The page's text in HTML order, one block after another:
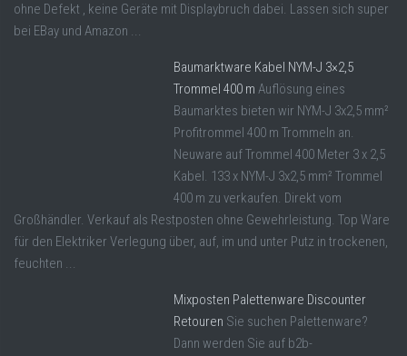
ohne Defekt , keine Geräte mit Displaybruch dabei. Lassen sich super
bei EBay und Amazon ...
Baumarktware Kabel NYM-J 3×2,5
Trommel 400 m Auflösung eines
Baumarktes bieten wir NYM-J 3x2,5 mm²
Profitrommel 400 m Trommeln an.
Neuware auf Trommel 400 Meter 3 x 2,5
Kabel. 133 x NYM-J 3x2,5 mm² Trommel
400 m zu verkaufen. Direkt vom
Großhändler. Verkauf als Restposten ohne Gewehrleistung. Top Ware
für den Elektriker Verlegung über, auf, im und unter Putz in trockenen,
feuchten ...
Mixposten Palettenware Discounter
Retouren Sie suchen Palettenware?
Dann werden Sie auf b2b-